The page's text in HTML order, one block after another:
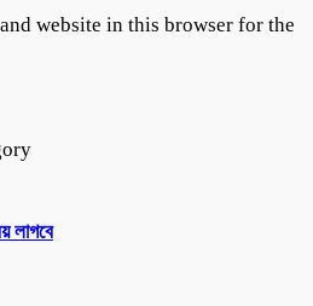
website in this browser for the
লাগবে